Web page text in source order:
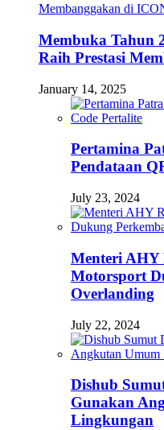
Membuka Tahun
Raih Prestasi
January 14, 2025
Pertamina
Pendataan
July 23, 2024
Menteri AHY
Motorsport
Overlanding
July 22, 2024
Dishub
Gunakan
Lingkungan